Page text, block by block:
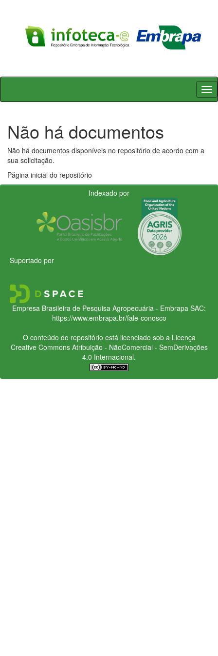
Skip
Não há documentos
Não há documentos disponíveis no repositório de acordo com a
sua solicitação.
Página inicial do repositório
Indexado por
Suportado por
Empresa Brasileira de Pesquisa Agropecuária - Embrapa SAC:
https://www.embrapa.br/fale-conosco
O conteúdo do repositório está licenciado sob a Licença
Creative CommonsAtribuição - NãoComercial - SemDerivações
4.0 Internacional.